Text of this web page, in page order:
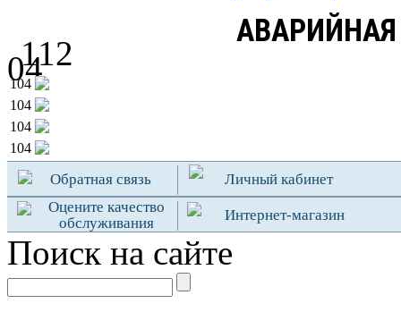
04
112
104
104
104
104
Обратная связь
Личный кабинет
Оцените качество
обслуживания
Интернет-магазин
Поиск на сайте